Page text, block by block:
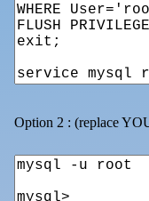
Option 2 : (replace